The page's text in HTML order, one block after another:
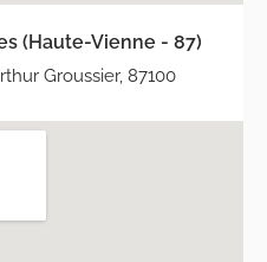
(Haute-Vienne - 87)
Groussier, 87100